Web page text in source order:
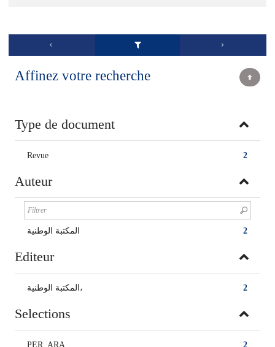
Affinez votre recherche
Type de document
2
Revue
Auteur
2 المكتبة الوطنية
Editeur
2 المكتبة الوطنية،
Selections
2
PER_ARA